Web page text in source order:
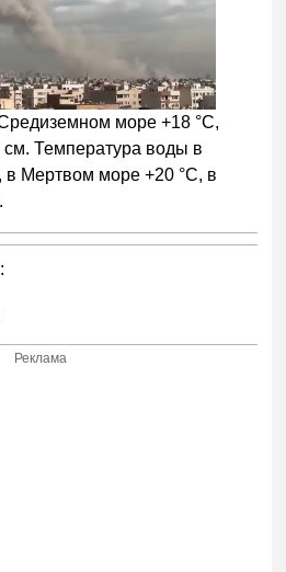
море +18 °С,
Температура воды в
в Мертвом море +20 °С, в
Реклама